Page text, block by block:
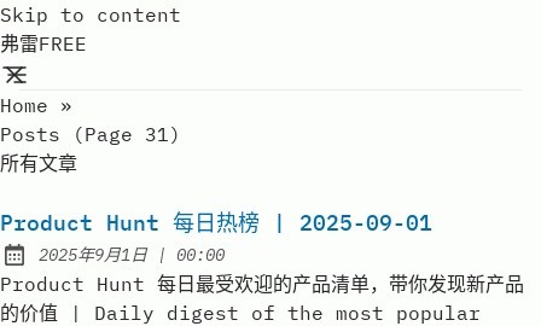
Skip to content
弗雷FREE
Home »
Posts (page 31)
所有文章
Product Hunt 每日热榜 | 2025-09-01
Published:
2025年9月1日| at
00:00
Product Hunt 每日最受欢迎的产品清单，带你发现新产品
的价值 | Daily digest of the most popular